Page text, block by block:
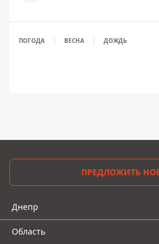
ПОГОДА ВЕСНА ДОЖДЬ
ПРЕДЛОЖИТЬ
Днепр
Область